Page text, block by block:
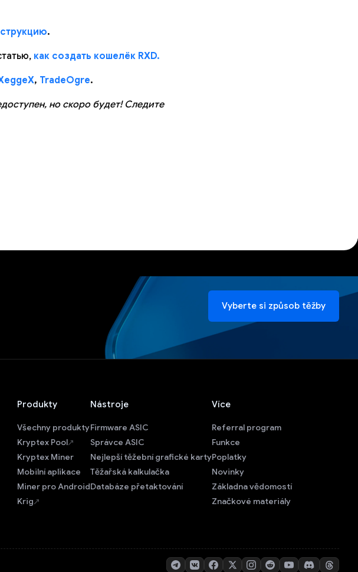
.
как создать кошелёк RXD.
, TradeOgre.
но скоро будет! Следите
Vyberte si způsob těžby
Produkty
Všechny produkty
Kryptex Pool
Kryptex Miner
Mobilní aplikace
Miner pro Android
Krig
Nástroje
Firmware ASIC
Správce ASIC
Nejlepší těžební grafické karty
Těžařská kalkulačka
Databáze přetaktování
Více
Referral program
Funkce
Poplatky
Novinky
Základna vědomostí
Značkové materiály